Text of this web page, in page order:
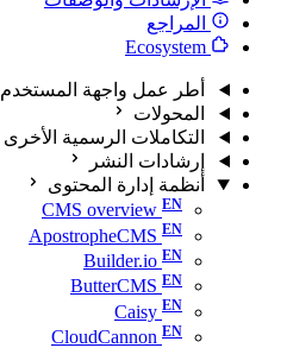
المراجع
أطر عمل واجهة المستخدم
المحولات
التكاملات الرسمية الأخرى
إرشادات النشر
أنظمة إدارة المحتوى
CMS overview
ApostropheCMS
Builder.io
ButterCMS
Caisy
CloudCannon